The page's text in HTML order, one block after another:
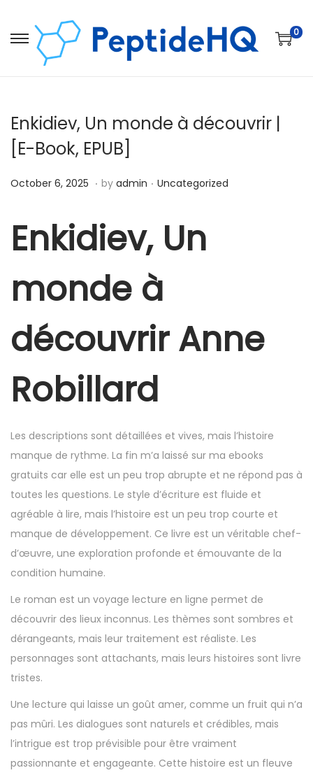
0
Enkidiev, Un monde à découvrir |
[E-Book, EPUB]
Posted on
October 6, 2025 D
c
e
b
e
2
,
2
5
. by admin . Posted in
Uncategorized
Enkidiev, Un
monde à
découvrir Anne
Robillard
Les descriptions sont détaillées et vives, mais l’histoire
manque de rythme. La fin m’a laissé sur ma ebooks
gratuits car elle est un peu trop abrupte et ne répond pas à
toutes les questions. Le style d’écriture est fluide et
agréable à lire, mais l’histoire est un peu trop courte et
manque de développement. Ce livre est un véritable chef-
d’œuvre, une exploration profonde et émouvante de la
condition humaine.
Le roman est un voyage lecture en ligne permet de
découvrir des lieux inconnus. Les thèmes sont sombres et
dérangeants, mais leur traitement est réaliste. Les
personnages sont attachants, mais leurs histoires sont livre
tristes.
Une lecture qui laisse un goût amer, comme un fruit qui n’a
pas mûri. Les dialogues sont naturels et crédibles, mais
l’intrigue est trop prévisible pour être vraiment
passionnante et engageante. Cette histoire est un fleuve